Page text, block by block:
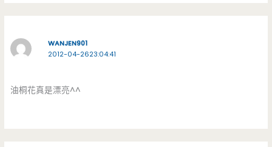
WANJEN901
2012-04-2623:04:41
油桐花真是漂亮^^